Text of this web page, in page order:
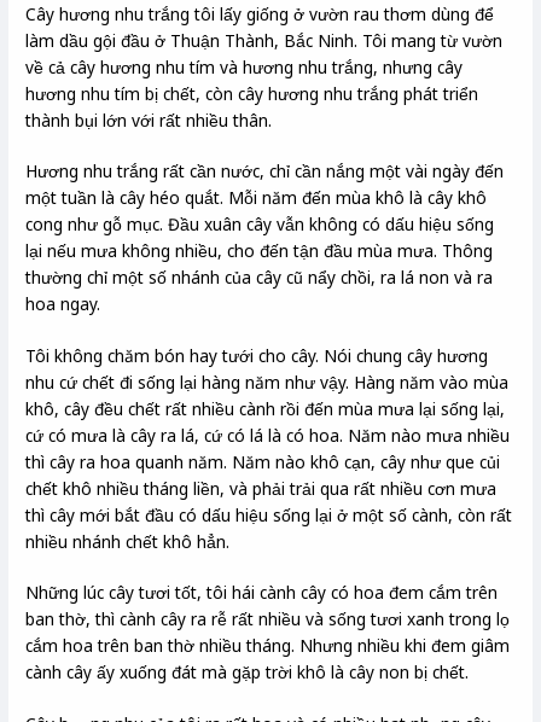
Cây hương nhu trắng tôi lấy giống ở vườn rau thơm dùng để
làm dầu gội đầu ở Thuận Thành, Bắc Ninh. Tôi mang từ vườn
về cả cây hương nhu tím và hương nhu trắng, nhưng cây
hương nhu tím bị chết, còn cây hương nhu trắng phát triển
thành bụi lớn với rất nhiều thân.
Hương nhu trắng rất cần nước, chỉ cần nắng một vài ngày đến
một tuần là cây héo quắt. Mỗi năm đến mùa khô là cây khô
cong như gỗ mục. Đầu xuân cây vẫn không có dấu hiệu sống
lại nếu mưa không nhiều, cho đến tận đầu mùa mưa. Thông
thường chỉ một số nhánh của cây cũ nẩy chồi, ra lá non và ra
hoa ngay.
Tôi không chăm bón hay tưới cho cây. Nói chung cây hương
nhu cứ chết đi sống lại hàng năm như vậy. Hàng năm vào mùa
khô, cây đều chết rất nhiều cành rồi đến mùa mưa lại sống lại,
cứ có mưa là cây ra lá, cứ có lá là có hoa. Năm nào mưa nhiều
thì cây ra hoa quanh năm. Năm nào khô cạn, cây như que củi
chết khô nhiều tháng liền, và phải trải qua rất nhiều cơn mưa
thì cây mới bắt đầu có dấu hiệu sống lại ở một số cành, còn rất
nhiều nhánh chết khô hẳn.
Những lúc cây tươi tốt, tôi hái cành cây có hoa đem cắm trên
ban thờ, thì cành cây ra rễ rất nhiều và sống tươi xanh trong lọ
cắm hoa trên ban thờ nhiều tháng. Nhưng nhiều khi đem giâm
cành cây ấy xuống đát mà gặp trời khô là cây non bị chết.